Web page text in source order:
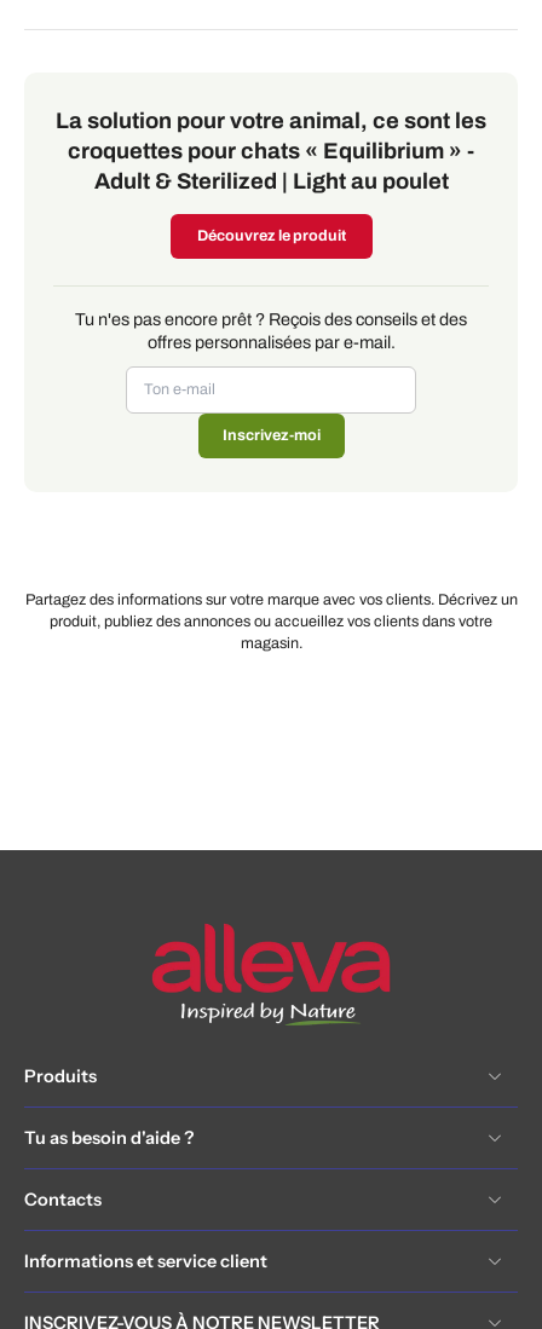
La solution pour votre animal, ce sont les
croquettes pour chats « Equilibrium » -
Adult & Sterilized | Light au poulet
Découvrez le produit
Tu n'es pas encore prêt ? Reçois des conseils et des
offres personnalisées par e-mail.
Inscrivez-moi
Partagez des informations sur votre marque avec vos clients. Décrivez un
produit, publiez des annonces ou accueillez vos clients dans votre
magasin.
Produits
Tu as besoin d'aide ?
Contacts
Informations et service client
INSCRIVEZ-VOUS À NOTRE NEWSLETTER